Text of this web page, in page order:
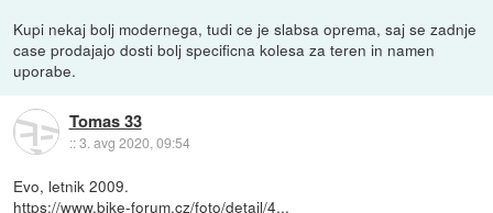
Kupi nekaj bolj modernega, tudi ce je slabsa oprema, saj se zadnje
case prodajajo dosti bolj specificna kolesa za teren in namen
uporabe.
Tomas 33
::3. avg 2020, 09:54
Evo, letnik 2009.
https://www.bike-forum.cz/foto/detail/4...